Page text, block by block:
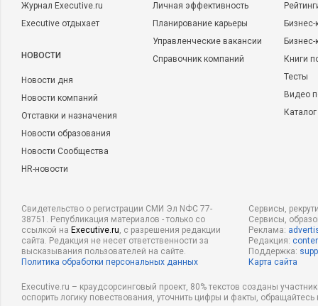
Журнал Executive.ru
Executive отдыхает
НОВОСТИ
Новости дня
Новости компаний
Отставки и назначения
Новости образования
Новости Сообщества
HR-новости
Личная эффективность
Планирование карьеры
Управленческие вакансии
Справочник компаний
Бизнес-
Книги
Тесты
Видео
Свидетельство о регистрации СМИ Эл NФС 77-
38751. Републикация материалов - только со
ссылкой на Executive.ru, с разрешения редакции
сайта. Редакция не несет ответственности за
высказывания пользователей на сайте.
Политика обработки персональных данных
Сервисы,
Сервисы,
Реклама:
Редакция:
Поддержка:
Карта сайта
Executive.ru – краудсорсинговый проект, 80% текстов созданы
оспорить логику повествования, уточнить цифры и факты,